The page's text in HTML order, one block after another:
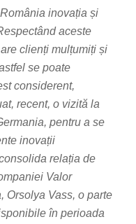
inovația și
aceste
clienți mulțumiți și
se poate
considerent,
recent, o vizită la
pentru a se
inovații
relația de
Valor
Orsolya Vass, o parte
în perioada